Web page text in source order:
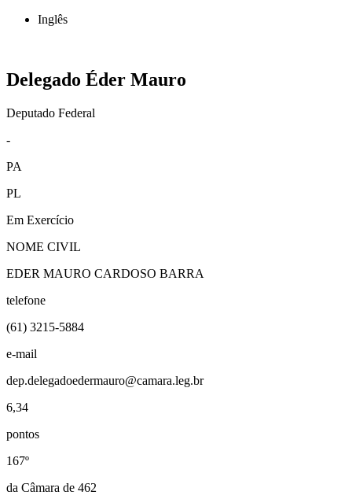
Inglês
Delegado Éder Mauro
Deputado Federal
-
PA
PL
Em Exercício
NOME CIVIL
EDER MAURO CARDOSO BARRA
telefone
(61) 3215-5884
e-mail
dep.delegadoedermauro@camara.leg.br
6,34
pontos
167º
da Câmara de 462